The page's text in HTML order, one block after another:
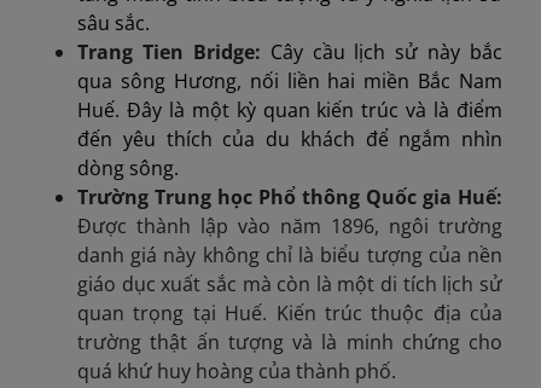
sâu sắc.
Trang Tien Bridge: Cây cầu lịch sử này bắc
qua sông Hương, nối liền hai miền Bắc Nam
Huế. Đây là một kỳ quan kiến trúc và là điểm
đến yêu thích của du khách để ngắm nhìn
dòng sông.
Trường Trung học Phổ thông Quốc gia Huế:
Được thành lập vào năm 1896, ngôi trường
danh giá này không chỉ là biểu tượng của nền
giáo dục xuất sắc mà còn là một di tích lịch sử
quan trọng tại Huế. Kiến trúc thuộc địa của
trường thật ấn tượng và là minh chứng cho
quá khứ huy hoàng của thành phố.